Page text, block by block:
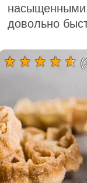
довольно